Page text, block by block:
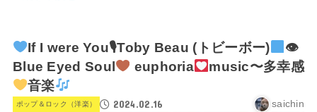
If I were You🎙Toby Beau (トビーボー)
👁
Blue Eyed Soul
euphoria
music〜多幸感
音楽
ポップ＆ロック（洋楽） 2024.02.16 saichin